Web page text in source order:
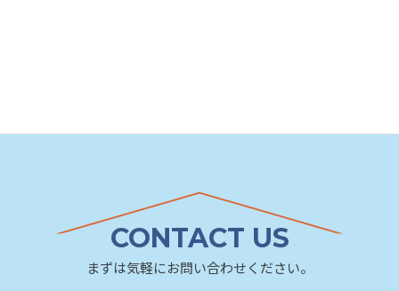
CONTACT US
まずは気軽にお問い合わせください。